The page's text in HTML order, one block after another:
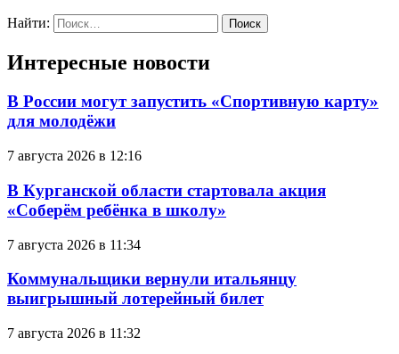
Найти:
Интересные новости
В России могут запустить «Спортивную карту»
для молодёжи
7 августа 2026 в 12:16
В Курганской области стартовала акция
«Соберём ребёнка в школу»
7 августа 2026 в 11:34
Коммунальщики вернули итальянцу
выигрышный лотерейный билет
7 августа 2026 в 11:32